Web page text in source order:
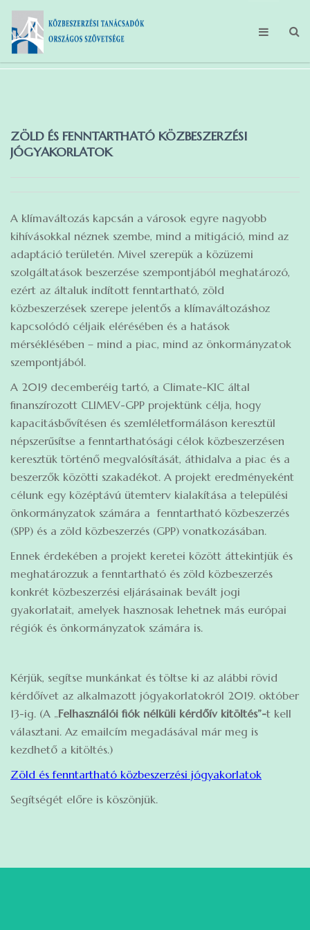
TEVÉKENYSÉGEINK
ZÖLD ÉS FENNTARTHATÓ KÖZBESZERZÉSI
JÓGYAKORLATOK
A klímaváltozás kapcsán a városok egyre nagyobb
kihívásokkal néznek szembe, mind a mitigáció, mind az
adaptáció területén. Mivel szerepük a közüzemi
szolgáltatások beszerzése szempontjából meghatározó,
ezért az általuk indított fenntartható, zöld
közbeszerzések szerepe jelentős a klímaváltozáshoz
kapcsolódó céljaik elérésében és a hatások
mérséklésében – mind a piac, mind az önkormányzatok
szempontjából.
A 2019 decemberéig tartó, a Climate-KIC által
finanszírozott CLIMEV-GPP projektünk célja, hogy
kapacitásbővítésen és szemléletformáláson keresztül
népszerűsítse a fenntarthatósági célok közbeszerzésen
keresztük történő megvalósítását, áthidalva a piac és a
beszerzők közötti szakadékot. A projekt eredményeként
célunk egy középtávú ütemterv kialakítása a települési
önkormányzatok számára a fenntartható közbeszerzés
(SPP) és a zöld közbeszerzés (GPP) vonatkozásában.
Ennek érdekében a projekt keretei között áttekintjük és
meghatározzuk a fenntartható és zöld közbeszerzés
konkrét közbeszerzési eljárásainak bevált jogi
gyakorlatait, amelyek hasznosak lehetnek más európai
régiók és önkormányzatok számára is.
Kérjük, segítse munkánkat és töltse ki az alábbi rövid
kérdőívet az alkalmazott jógyakorlatokról 2019. október
13-ig. (A „Felhasználói fiók nélküli kérdőív kitöltés”-t kell
választani. Az emailcím megadásával már meg is
kezdhető a kitöltés.)
Zöld és fenntartható közbeszerzési jógyakorlatok
Segítségét előre is köszönjük.